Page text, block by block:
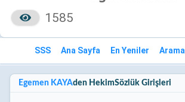
1585
SSS Ana Sayfa En Yeniler Arama
Egemen KAYAden HekimSözlük Girişleri